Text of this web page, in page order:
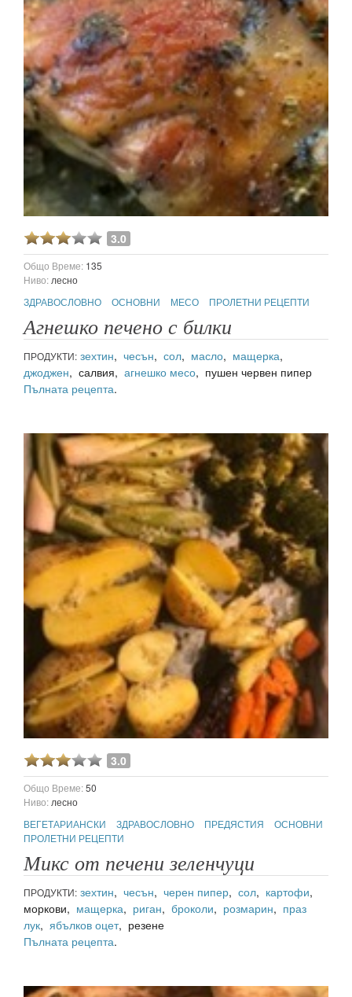
3.0
Общо Време: 135
Ниво: лесно
ЗДРАВОСЛОВНО
ОСНОВНИ МЕСО ПРОЛЕТНИ РЕЦЕПТИ
Агнешко печено с билки
ПРОДУКТИ: зехтин, чесън, сол, масло, мащерка,
джоджен, салвия, агнешко месо, пушен червен пипер
Пълната рецепта.
3.0
Общо Време:50
Ниво: лесно
ВЕГЕТАРИАНСКИ
ЗДРАВОСЛОВНО ПРЕДЯСТИЯ
ОСНОВНИ
ПРОЛЕТНИ РЕЦЕПТИ
Микс от печени зеленчуци
ПРОДУКТИ: зехтин, чесън, черен пипер, сол, картофи,
моркови, мащерка, риган, броколи, розмарин, праз
лук, ябълков оцет, резене
Пълната рецепта.